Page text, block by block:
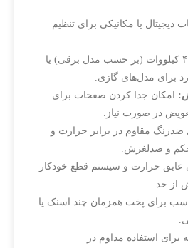
دیجیتال یا مکانیکی برای تنظیم
۲ تا ۴ کیلووات (بر حسب مدل برقی) یا
برای مدل‌های گازی.
امکان جدا کردن صفحات برای
در صورت نیاز.
ضدزنگ مقاوم در برابر حرارت و
و ضدلغزش.
عایق حرارت و سیستم قطع خودکار
از حد.
برای پخت همزمان چند اسنک یا
برای استفاده مداوم در